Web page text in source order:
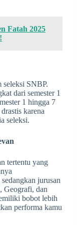
Fatah 2025
seleksi SNBP.
dari semester 1
1 hingga 7
karena
seleksi.
tertentu yang
jurusan
Geografi, dan
bobot lebih
performa kamu